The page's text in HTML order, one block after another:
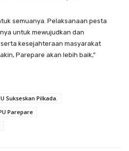
semuanya. Pelaksanaan pesta
untuk mewujudkan dan
kesejahteraan masyarakat
Parepare akan lebih baik,”
Sukseskan Pilkada.
Parepare